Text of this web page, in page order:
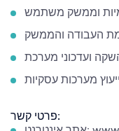
וממשק משתמש
העבודה והממשק
ועדכוני מערכת
ייעוץ מערכות עסקיות
פרטי קשר: